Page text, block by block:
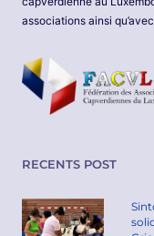
associations ainsi
RECENTS POST